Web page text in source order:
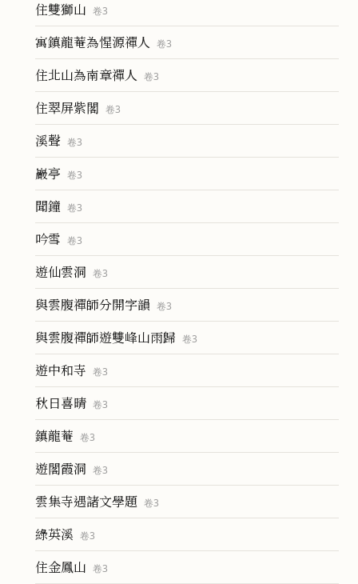
住雙獅山 卷3
寓鎮龍菴為惺源禪人 卷3
住北山為南章禪人 卷3
住翠屏紫閣 卷3
溪聲 卷3
巖亭 卷3
聞鐘 卷3
吟雪 卷3
遊仙雲洞 卷3
與雲腹禪師分開字韻 卷3
與雲腹禪師遊雙峰山雨歸 卷3
遊中和寺 卷3
秋日喜晴 卷3
鎮龍菴 卷3
遊閣霞洞 卷3
雲集寺遇諸文學題 卷3
綠英溪 卷3
住金鳳山 卷3